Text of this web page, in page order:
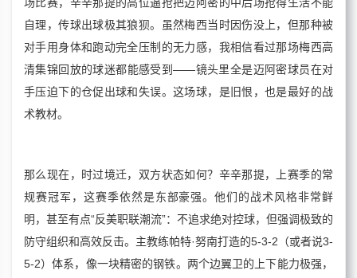
场比赛，辛辛那提的高位逼抢把迈阿密的中后场抢得生活不能
自理，传球出球极其狼狈。虽然梅西当时因伤没上，但那种被
对手用身体和跑动完全压制的无力感，我相信看过那场梅西高
清集锦回放的球迷都能感受到——镜头里全是迈阿密球员在对
手压迫下的仓促出球和失误。这场球，是旧恨，也是最好的战
术教材。
那么现在，时过境迁，双方状态如何？辛辛那提，上赛季的常
规赛冠军，这赛季依然是东部豪强。他们的战术风格非常鲜
明，甚至有点“反美职联潮流”：不追求绝对控球，但强调极致的
防守组织和高效反击。主教练帕特·努南打造的5-3-2（或者说3-
5-2）体系，像一块精密的钢铁。两个边翼卫的上下能力极强，